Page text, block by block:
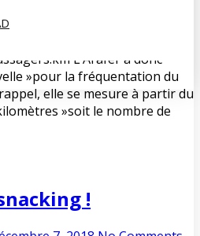
activités ferroviaires et
hier 11 décembre plusieurs
activités de transports en
L’Arafer a donc
»pour la fréquentation du
elle se mesure à partir du
»soit le nombre de
!